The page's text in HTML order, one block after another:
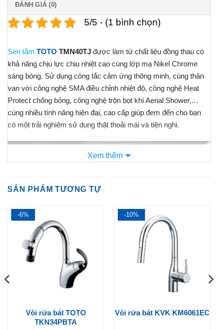
ĐÁNH GIÁ (0)
5/5 - (1 bình chọn)
Sen tắm TOTO TMN40TJ được làm từ chất liệu đồng thau có
khả năng chịu lực chịu nhiệt cao cùng lớp mạ Nikel Chrome
sáng bóng. Sử dụng công tắc cảm ứng thông minh, cùng thân
van với công nghệ SMA điều chỉnh nhiệt độ, công nghệ Heat
Protect chống bỏng, công nghệ trộn bọt khí Aerial Shower,…
cùng nhiều tính năng hiện đại, cao cấp giúp đem đến cho bạn
có một trải nghiệm sử dụng thật thoải mái và tiện nghi.
Nội Địa Nhật Store tìm hiểu xem mẫu sen tắm này có
những gì đặc biệt nhé:
TOTO TMN40TJ
Xem thêm
SẢN PHẨM TƯƠNG TỰ
-6%
Vòi rửa bát TOTO
TKN34PBTA
-10%
Vòi rửa bát KVK KM6061EC